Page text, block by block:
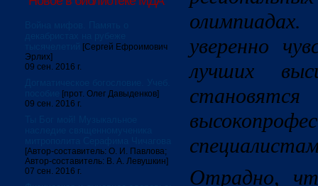
[Сергей Ефроимович
Эрлих]
09 сен. 2016 г.
[прот. Олег Давыденков]
09 сен. 2016 г.
[Автор-составитель: О. И. Павлова;
Автор-составитель: В. А. Левушкин]
07 сен. 2016 г.
уверенно
лучших
становятся
Отрадно,